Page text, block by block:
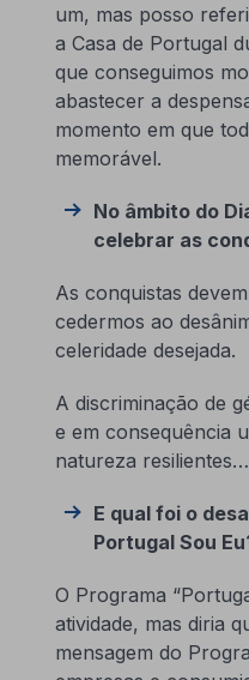
um, mas posso
a Casa de Portugal
que conseguimos
abastecer a
momento em que
memorável.
No âmbito do
celebrar as
As conquistas
cedermos ao
celeridade desejada.
A discriminação de
e em consequência
natureza resilientes…
E qual foi o
Portugal Sou
O Programa
atividade, mas diria
mensagem do